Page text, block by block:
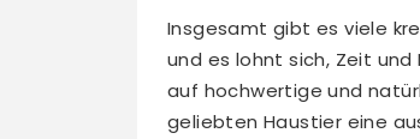
Insgesamt gibt es viele
und es lohnt sich, Zeit und
auf hochwertige und
geliebten Haustier eine